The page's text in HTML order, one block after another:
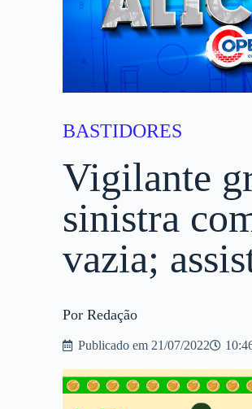
BASTIDORES
Vigilante
sinistra
vazia;
Por Redação
Publicado em 21/07/2022